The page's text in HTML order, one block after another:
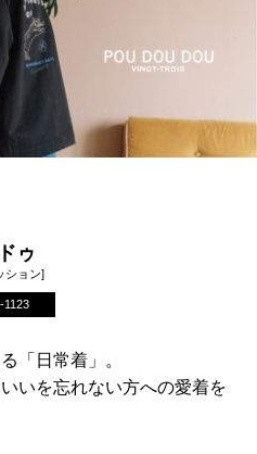
ゥ
ション]
1123
「日常着」。
いを忘れない方への愛着を